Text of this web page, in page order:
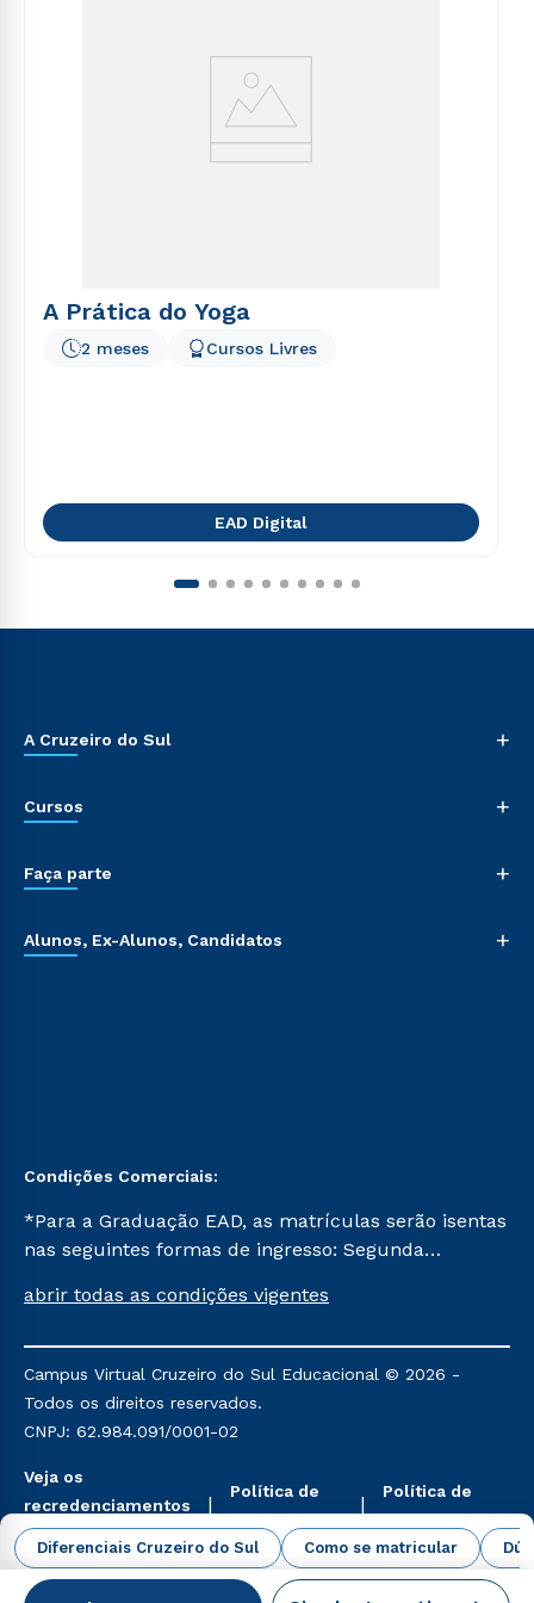
Diferenciais Cruzeiro do Sul Como se matricular
A Prática do Yoga
2 meses Cursos Livres
EAD Digital
A Cruzeiro do Sul +
Cursos +
Faça parte +
Alunos, Ex-Alunos, Candidatos +
Condições Comerciais:
*Para a Graduação EAD, as matrículas serão isentas
nas seguintes formas de ingresso: Segunda
Já para as demais, a taxa de matrícula será de R$
mencionadas são referentes aos cursos: Ensino
Religioso, Geografia para a Docência e Metodologia
do Ensino de História: Questões Atuais.
abrir todas as condições vigentes
Campus Virtual Cruzeiro do Sul Educacional © 2026 -
Todos os direitos reservados.
CNPJ: 62.984.091/0001-02
Veja os
recredenciamentos
aqui
Política de
Privacidade
Política de
Cookies